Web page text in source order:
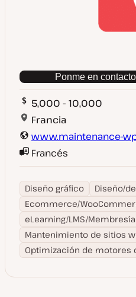
Ponme en
5,000 - 10,000
Francia
www.maintenance-
Francés
Diseño gráfico
Diseño/
Ecommerce/
eLearning/LMS/Membresía
Mantenimiento de sitios
Optimización de motores